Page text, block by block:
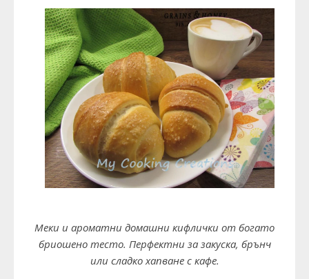
Меки и ароматни домашни кифлички от богато
бриошено тесто. Перфектни за закуска, брънч
или сладко хапване с кафе.